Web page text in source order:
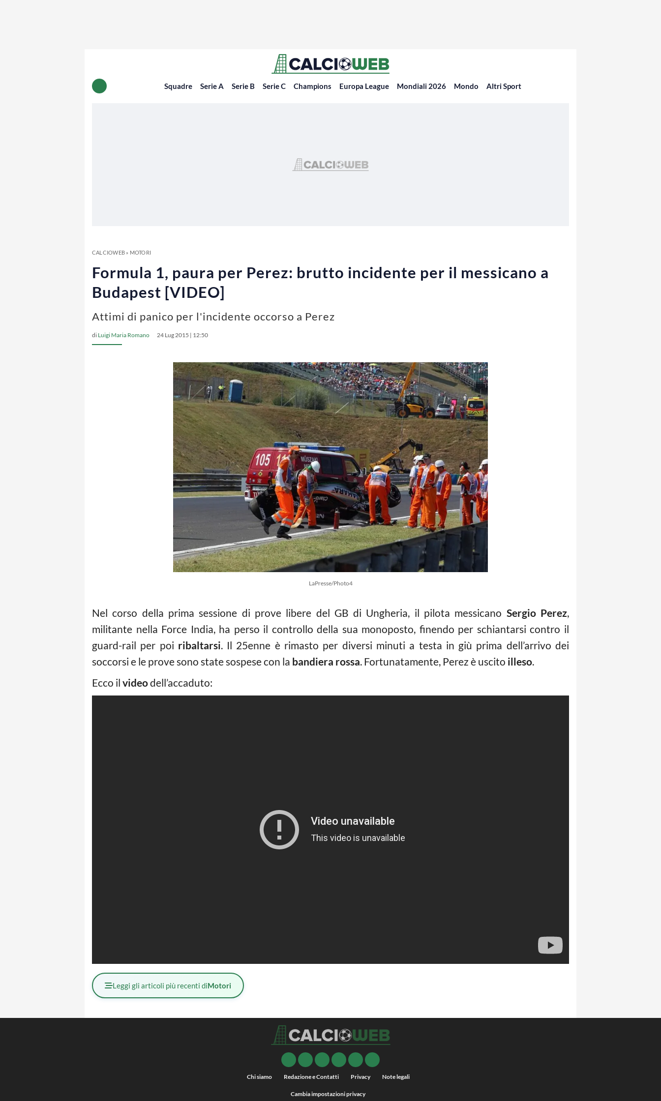
Squadre Serie A Serie B Serie C Champions Europa League Mondiali 2026 Mondo Altri Sport
CALCIOWEB» MOTORI
Formula 1, paura per Perez: brutto incidente per il messicano a
Budapest [VIDEO]
Attimi di panico per l'incidente occorso a Perez
di Luigi Maria Romano 24 Lug 2015 | 12:50
LaPresse/Photo4
Nel corso della prima sessione di prove libere del GB di Ungheria, il pilota messicano Sergio Perez,
militante nella Force India, ha perso il controllo della sua monoposto, finendo per schiantarsi contro il
guard-rail per poi ribaltarsi. Il 25enne è rimasto per diversi minuti a testa in giù prima dell’arrivo dei
soccorsi e le prove sono state sospese con la bandiera rossa. Fortunatamente, Perez è uscito illeso.
Ecco il videodell’accaduto:
Leggi gli articoli più recenti diMotori
Chi siamo Redazione e Contatti Privacy Note legali
Cambia impostazioni privacy